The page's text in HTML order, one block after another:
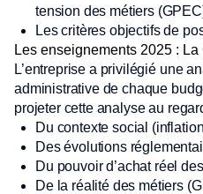
tension des métiers
Les critères objectifs de
Les enseignements 2025 :
L’entreprise a privilégié une
administrative de chaque
projeter cette analyse au
Du contexte social
Des évolutions
Du pouvoir d’achat réel
De la réalité des métiers